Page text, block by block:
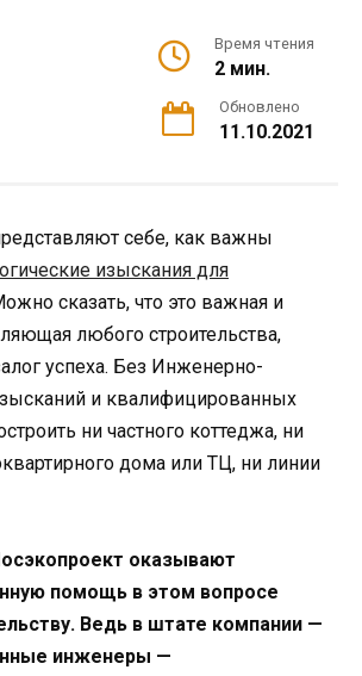
Время чтения
2 мин.
Обновлено
11.10.2021
себе, как важны
изыскания для
сказать, что это важная и
любого строительства,
успеха. Без Инженерно-
и квалифицированных
ни частного коттеджа, ни
дома или ТЦ, ни линии
оказывают
помощь в этом вопросе
Ведь в штате компании —
инженеры —